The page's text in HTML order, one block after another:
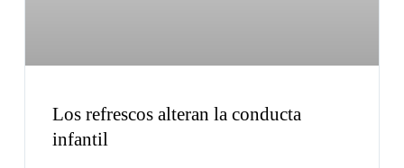
Los refrescos alteran la conducta
infantil